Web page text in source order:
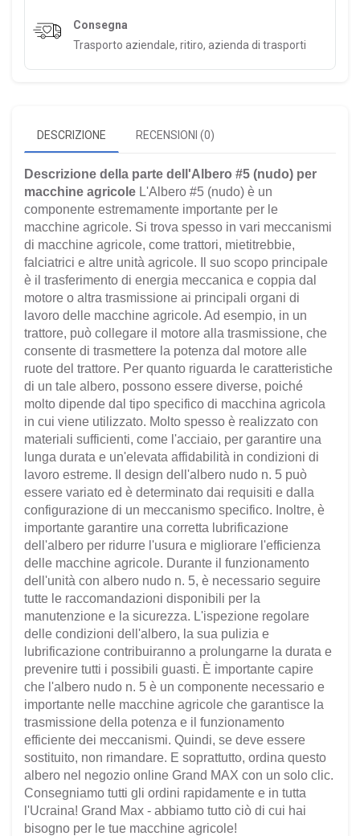
Consegna
Trasporto aziendale, ritiro, azienda di trasporti
DESCRIZIONE RECENSIONI (0)
Descrizione della parte dell'Albero #5 (nudo) per
macchine agricole L'Albero #5 (nudo) è un
componente estremamente importante per le
macchine agricole. Si trova spesso in vari meccanismi
di macchine agricole, come trattori, mietitrebbie,
falciatrici e altre unità agricole. Il suo scopo principale
è il trasferimento di energia meccanica e coppia dal
motore o altra trasmissione ai principali organi di
lavoro delle macchine agricole. Ad esempio, in un
trattore, può collegare il motore alla trasmissione, che
consente di trasmettere la potenza dal motore alle
ruote del trattore. Per quanto riguarda le caratteristiche
di un tale albero, possono essere diverse, poiché
molto dipende dal tipo specifico di macchina agricola
in cui viene utilizzato. Molto spesso è realizzato con
materiali sufficienti, come l'acciaio, per garantire una
lunga durata e un'elevata affidabilità in condizioni di
lavoro estreme. Il design dell'albero nudo n. 5 può
essere variato ed è determinato dai requisiti e dalla
configurazione di un meccanismo specifico. Inoltre, è
importante garantire una corretta lubrificazione
dell'albero per ridurre l'usura e migliorare l'efficienza
delle macchine agricole. Durante il funzionamento
dell'unità con albero nudo n. 5, è necessario seguire
tutte le raccomandazioni disponibili per la
manutenzione e la sicurezza. L'ispezione regolare
delle condizioni dell'albero, la sua pulizia e
lubrificazione contribuiranno a prolungarne la durata e
prevenire tutti i possibili guasti. È importante capire
che l'albero nudo n. 5 è un componente necessario e
importante nelle macchine agricole che garantisce la
trasmissione della potenza e il funzionamento
efficiente dei meccanismi. Quindi, se deve essere
sostituito, non rimandare. E soprattutto, ordina questo
albero nel negozio online Grand MAX con un solo clic.
Consegniamo tutti gli ordini rapidamente e in tutta
l'Ucraina! Grand Max - abbiamo tutto ciò di cui hai
bisogno per le tue macchine agricole!